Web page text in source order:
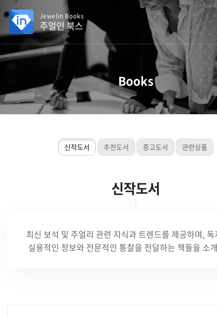
Jewelin Books
주얼인 북스
Books
신작도서 추천도서 중고도서 관련상품
신작도서
최신 보석 및 주얼리 관련 지식과 트렌드를 제공하며,
실용적인 정보와 전문적인 통찰을 전달하는 책들을 소